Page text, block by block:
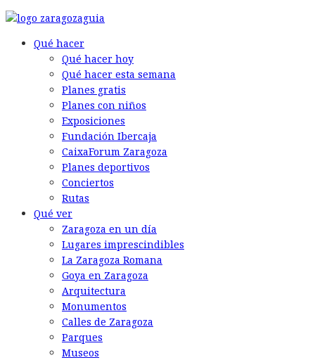
Qué hacer
Qué hacer hoy
Qué hacer esta semana
Planes gratis
Planes con niños
Exposiciones
Fundación Ibercaja
CaixaForum Zaragoza
Planes deportivos
Conciertos
Rutas
Qué ver
Zaragoza en un día
Lugares imprescindibles
La Zaragoza Romana
Goya en Zaragoza
Arquitectura
Monumentos
Calles de Zaragoza
Parques
Museos